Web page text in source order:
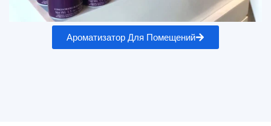
Ароматизатор Для Помещений